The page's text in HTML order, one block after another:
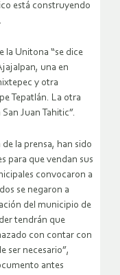
está construyendo
la Unitona “se dice
una en
y otra
Tepatlán. La otra
Juan Tahitic”.
la prensa, han sido
para que vendan sus
convocaron a
se negaron a
del municipio de
tendrán que
con contar con
ser necesario”,
antes